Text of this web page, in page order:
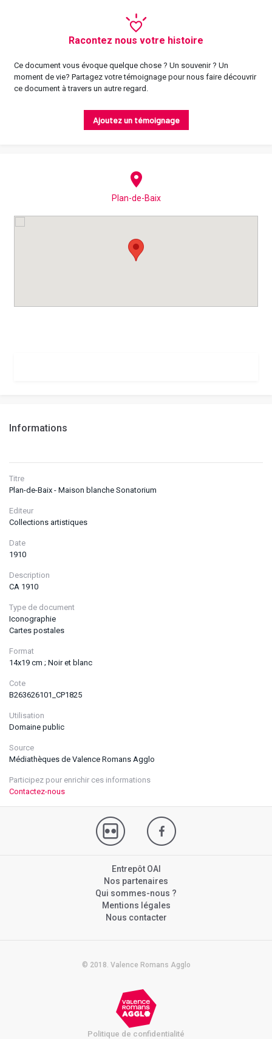
Informations
Titre
Plan-de-Baix - Maison blanche Sonatorium
Editeur
Collections artistiques
Date
1910
Description
CA 1910
Type de document
Iconographie
Cartes postales
Format
14x19 cm ; Noir et blanc
Cote
B263626101_CP1825
Utilisation
Domaine public
Source
Médiathèques de Valence Romans Agglo
Participez pour enrichir ces informations
Contactez-nous
Racontez nous votre histoire
Ce document vous évoque quelque chose ? Un souvenir ? Un
moment de vie? Partagez votre témoignage pour nous faire découvrir
ce document à travers un autre regard.
Ajoutez un témoignage
Plan-de-Baix
Entrepôt OAI
Nos partenaires
Qui sommes-nous ?
Mentions légales
Nous contacter
© 2018. Valence Romans Agglo
Politique de confidentialité